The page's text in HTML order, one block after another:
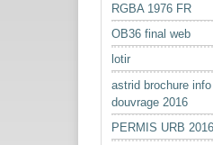
RGBA 1976 FR
OB36 final web
lotir
astrid brochure
douvrage 2016
PERMIS URB